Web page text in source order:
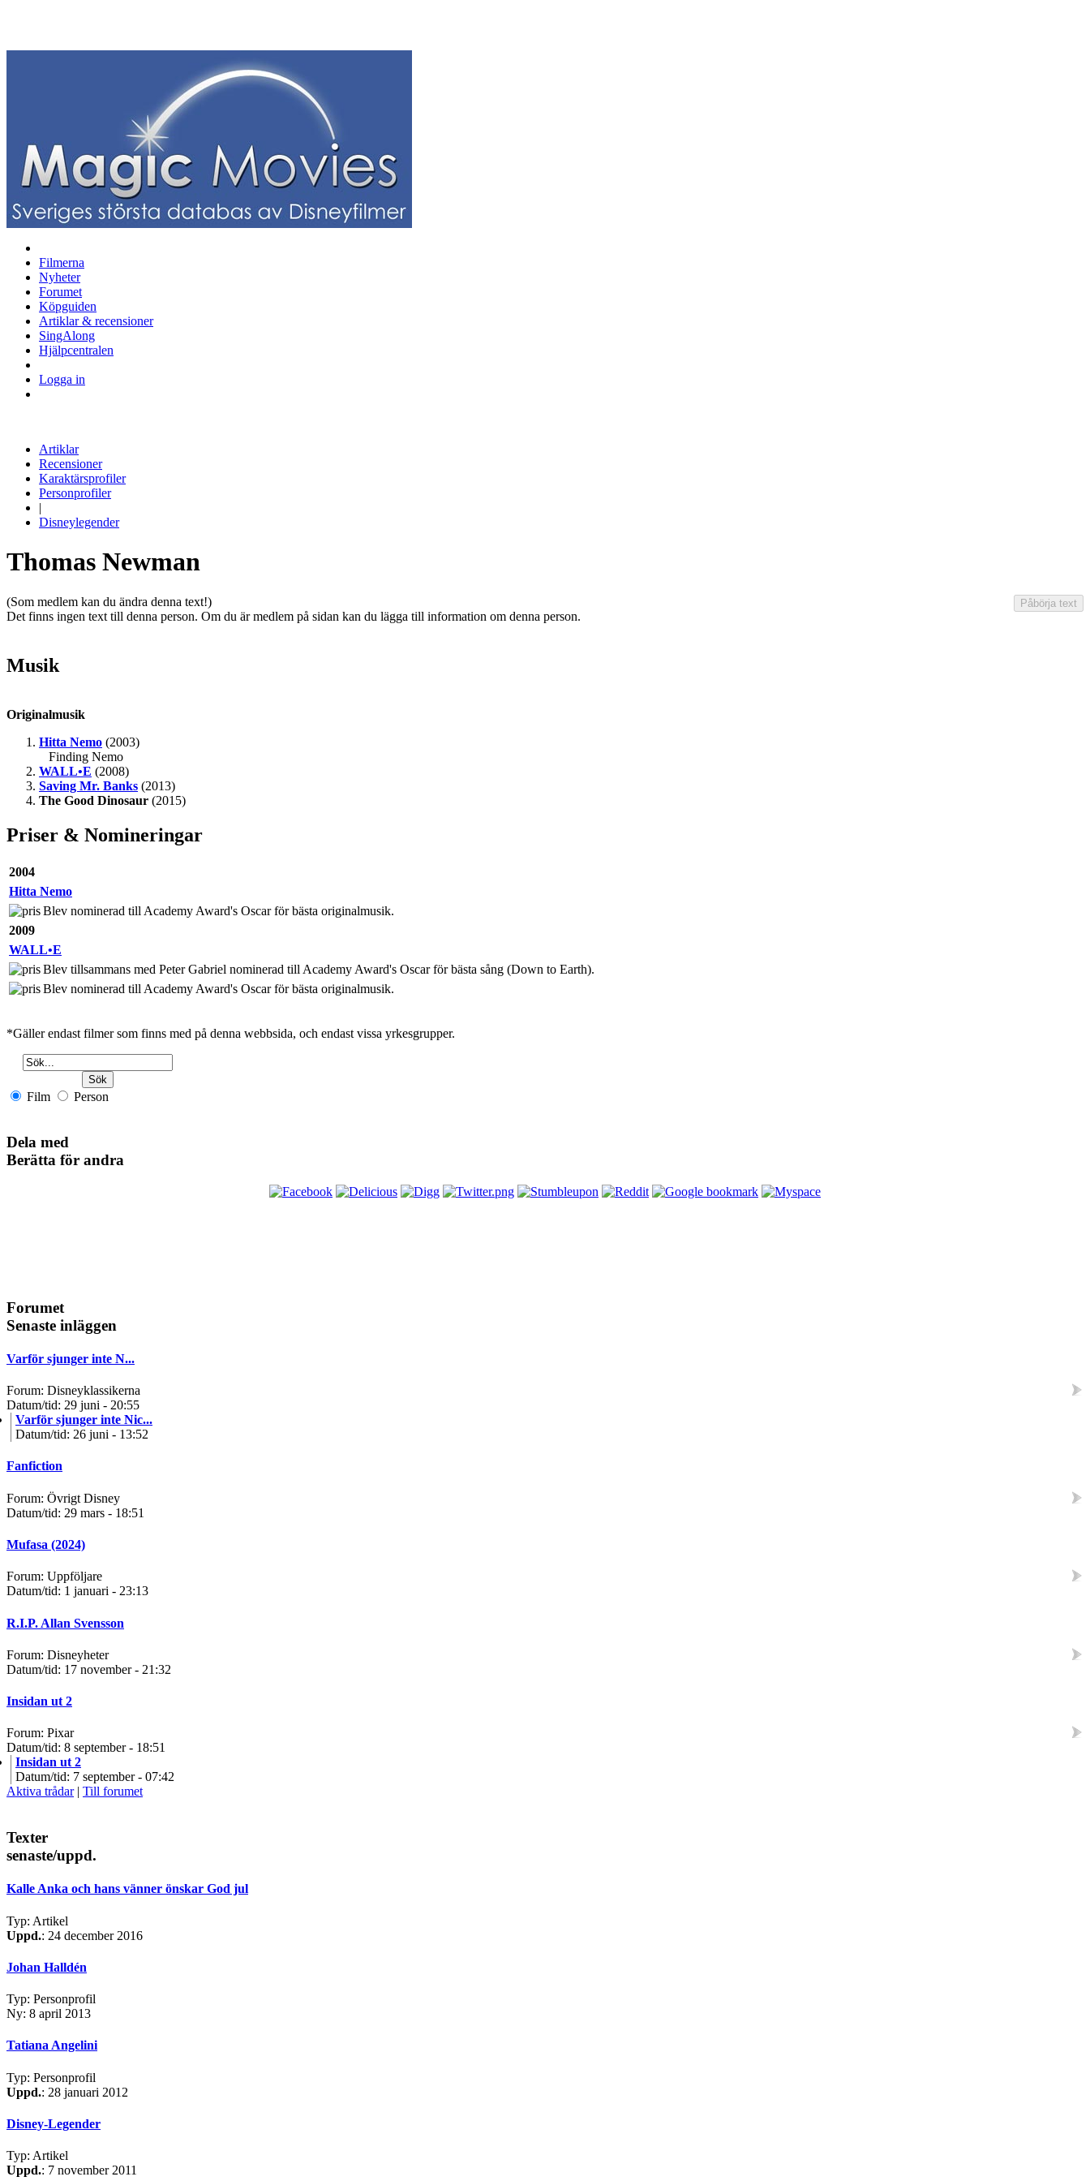
Filmerna
Nyheter
Forumet
Köpguiden
Artiklar & recensioner
SingAlong
Hjälpcentralen
Logga in
Artiklar
Recensioner
Karaktärsprofiler
Personprofiler
|
Disneylegender
Thomas Newman
(Som medlem kan du ändra denna text!)
Det finns ingen text till denna person. Om du är medlem på sidan kan du lägga till information om denna person.
Musik
Originalmusik
Hitta Nemo (2003)
Finding Nemo
WALL•E (2008)
Saving Mr. Banks (2013)
The Good Dinosaur (2015)
Priser & Nomineringar
2004
Hitta Nemo
Blev nominerad till Academy Award's Oscar för bästa originalmusik.
2009
WALL•E
Blev tillsammans med Peter Gabriel nominerad till Academy Award's Oscar för bästa sång (Down to Earth).
Blev nominerad till Academy Award's Oscar för bästa originalmusik.
*Gäller endast filmer som finns med på denna webbsida, och endast vissa yrkesgrupper.
Film Person
Dela med
Berätta för andra
Forumet
Senaste inläggen
Varför sjunger inte N...
Forum: Disneyklassikerna
Datum/tid: 29 juni - 20:55
Varför sjunger inte Nic...
Datum/tid: 26 juni - 13:52
Fanfiction
Forum: Övrigt Disney
Datum/tid: 29 mars - 18:51
Mufasa (2024)
Forum: Uppföljare
Datum/tid: 1 januari - 23:13
R.I.P. Allan Svensson
Forum: Disneyheter
Datum/tid: 17 november - 21:32
Insidan ut 2
Forum: Pixar
Datum/tid: 8 september - 18:51
Insidan ut 2
Datum/tid: 7 september - 07:42
Aktiva trådar| Till forumet
Texter
senaste/uppd.
Kalle Anka och hans vänner önskar God jul
Typ: Artikel
Uppd.: 24 december 2016
Johan Halldén
Typ: Personprofil
Ny: 8 april 2013
Tatiana Angelini
Typ: Personprofil
Uppd.: 28 januari 2012
Disney-Legender
Typ: Artikel
Uppd.: 7 november 2011